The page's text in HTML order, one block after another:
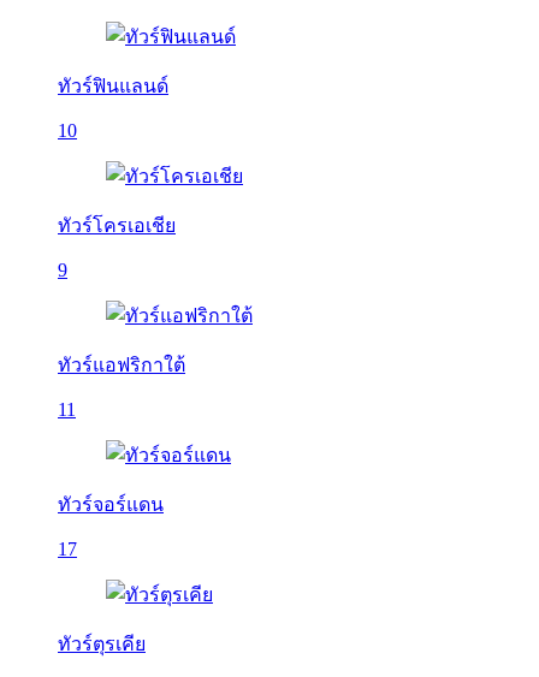
ทัวร์ฟินแลนด์
10
ทัวร์โครเอเชีย
9
ทัวร์แอฟริกาใต้
11
ทัวร์จอร์แดน
17
ทัวร์ตุรเคีย